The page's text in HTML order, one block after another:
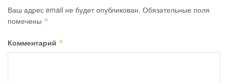
Ваш адрес email не будет опубликован. Обязательные поля
помечены *
Комментарий *